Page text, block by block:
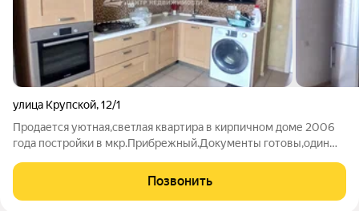
улица Крупской,12/1
Продается уютная,светлая квартира в кирпичном доме 2006
года постройки в мкр.Прибрежный.Документы готовы,один
и гардеробная,три изолированные комнаты,кухня 12 кв.м с
выходом на
Позвонить